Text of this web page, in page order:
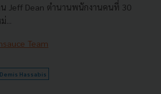
น Jeff Dean ตำนานพนักงานคนที่ 30
...
Team
Demis Hassabis